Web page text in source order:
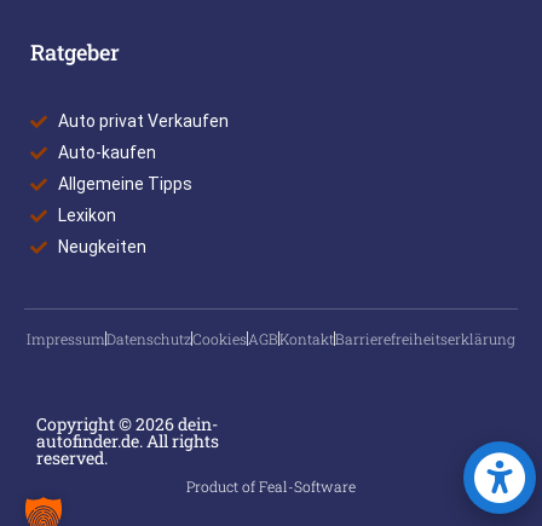
Ratgeber
Auto privat Verkaufen
Auto-kaufen
Allgemeine Tipps
Lexikon
Neugkeiten
ImpressumDatenschutzCookiesAGBKontaktBarrierefreiheitserklärung
Copyright © 2026 dein-
autofinder.de. All rights
reserved.
Product of Feal-Software